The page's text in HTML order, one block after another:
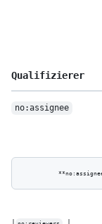
Qualifizierer
no:assignee